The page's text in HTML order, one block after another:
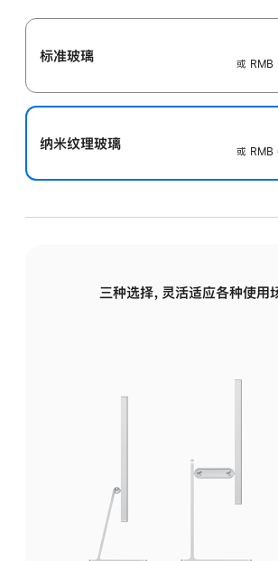
标准玻璃
或
纳米纹理玻璃
或
三种选择，灵活适应各种使用